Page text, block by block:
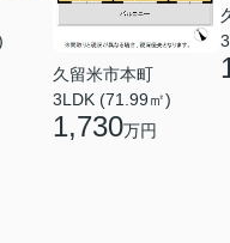
久留米市本町
3LDK (71.99㎡)
1,730万円